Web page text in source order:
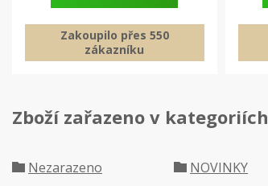
Zakoupilo přes 550
zákazníku
Zboží zařazeno v kategoriích
Nezarazeno NOVINKY